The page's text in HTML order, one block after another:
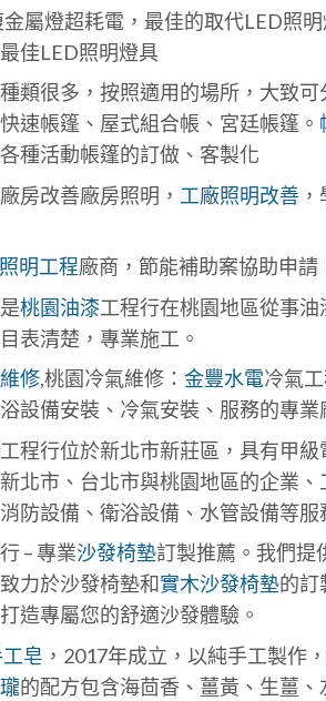
金屬燈超耗電，最佳的取代LED照
佳LED照明燈具
類很多，按照適用的場所，大致
速帳篷、屋式組合帳、宮廷帳篷。
種活動帳篷的訂做、客製化
房改善廠房照明， 工廠照明改善，
明工程廠商，節能補助案協助申請
桃園油漆工程行在桃園地區從事
表清楚，專業施工。
修,桃園冷氣維修： 金豐水電冷氣
設備安裝、冷氣安裝、服務的專業
工程行位於新北市新莊區，具有甲
北市、台北市與桃園地區的企業
防設備、衛浴設備、水管設備等服
– 專業沙發椅墊訂製推薦。我們提
力於沙發椅墊和實木沙發椅墊的訂
造專屬您的舒適沙發體驗。
皂 ，2017年成立，以純手工製作
的配方包含海茴香、薑黃、生薑